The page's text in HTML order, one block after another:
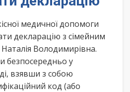
медичної допомоги
декларацію з сімейним
Володимирівна.
безпосередньо у
взявши з собою
код (або